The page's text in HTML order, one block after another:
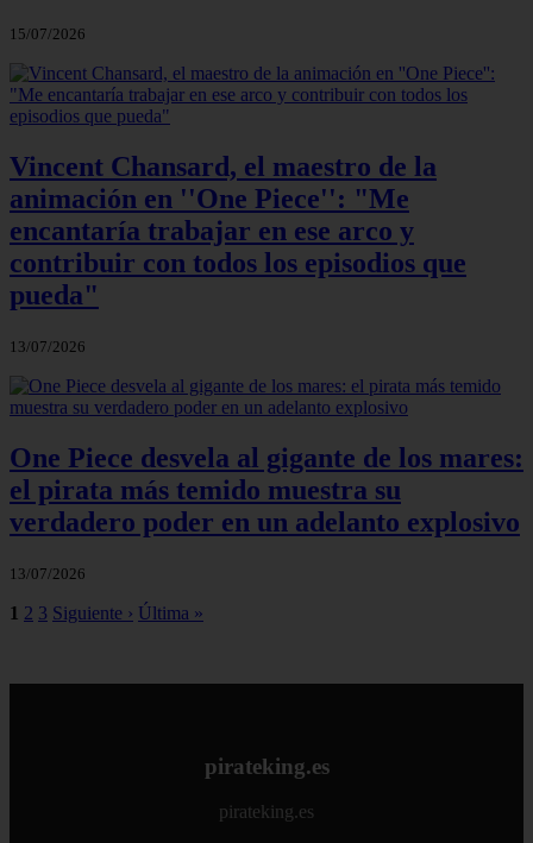
15/07/2026
Vincent Chansard, el maestro de la
animación en ''One Piece'': "Me
encantaría trabajar en ese arco y
contribuir con todos los episodios que
pueda"
13/07/2026
One Piece desvela al gigante de los mares:
el pirata más temido muestra su
verdadero poder en un adelanto explosivo
13/07/2026
1 2 3 Siguiente › Última »
pirateking.es
pirateking.es